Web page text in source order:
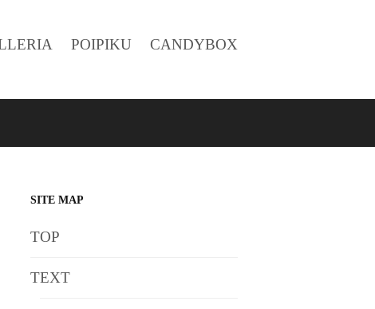
POIPIKU CANDYBOX
SITE MAP
TOP
TEXT